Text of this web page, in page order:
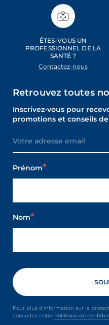
ÊTES-VOUS UN
PROFESSIONNEL DE LA
SANTÉ ?
Contactez-nous
Retrouvez toutes
Inscrivez-vous pour
promotions et conseils
Prénom
Nom
Pour plus d’information sur la
consultez notre Politique de